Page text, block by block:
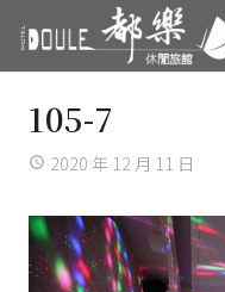
105-7
access_time 2020 年 12 月 11 日